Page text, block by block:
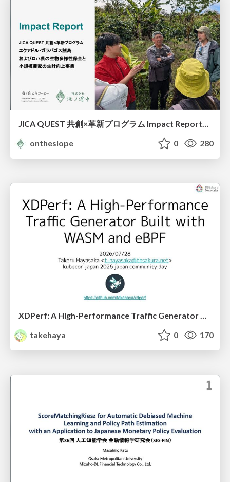
JICA QUEST 共創×革新プログラム Impact Report（海ノ向こうコーヒー）
ontheslope
0 280
takehaya
0 170